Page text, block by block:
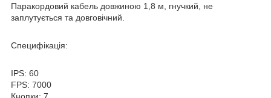
Паракордовий кабель довжиною 1,8 м, гнучкий, не
заплутується та довговічний.
Специфікація:
IPS: 60
FPS: 7000
Кнопки: 7